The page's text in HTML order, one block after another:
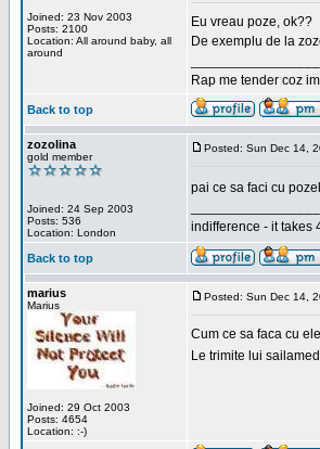
Joined: 23 Nov 2003
Posts: 2100
Location: All around baby, all
around
Eu vreau poze, ok??
De exemplu de la
Rap me tender coz
Back to top
zozolina
gold member
Joined: 24 Sep 2003
Posts: 536
Location: London
Posted: Sun Dec 14,
pai ce sa faci cu
indifference - it takes
Back to top
marius
Marius
Joined: 29 Oct 2003
Posts: 4654
Location: :-)
Posted: Sun Dec 14,
Cum ce sa faca cu
Le trimite lui